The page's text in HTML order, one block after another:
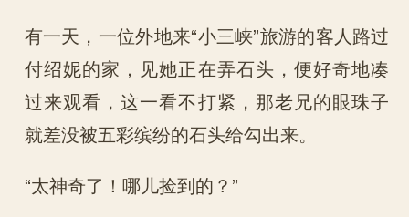
有一天，一位外地来“小三峡”旅游的客人路过
付绍妮的家，见她正在弄石头，便好奇地凑
过来观看，这一看不打紧，那老兄的眼珠子
就差没被五彩缤纷的石头给勾出来。
“太神奇了！哪儿捡到的？”